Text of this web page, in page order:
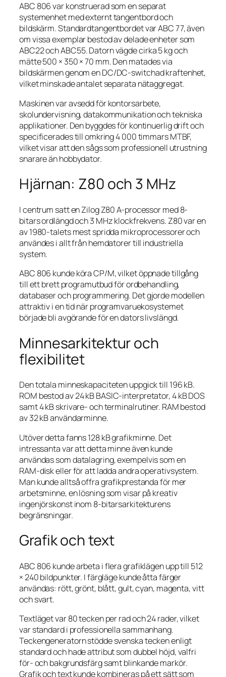
ABC 806 var konstruerad som en separat
systemenhet med externt tangentbord och
bildskärm. Standardtangentbordet var ABC 77, även
om vissa exemplar bestod av delade enheter som
ABC22 och ABC55. Datorn vägde cirka 5 kg och
mätte 500 × 350 × 70 mm. Den matades via
bildskärmen genom en DC/DC-switchad kraftenhet,
vilket minskade antalet separata nätaggregat.
Maskinen var avsedd för kontorsarbete,
skolundervisning, datakommunikation och tekniska
applikationer. Den byggdes för kontinuerlig drift och
specificerades till omkring 4 000 timmars MTBF,
vilket visar att den sågs som professionell utrustning
snarare än hobbydator.
Hjärnan: Z80 och 3 MHz
I centrum satt en Zilog Z80 A-processor med 8-
bitars ordlängd och 3 MHz klockfrekvens. Z80 var en
av 1980-talets mest spridda mikroprocessorer och
användes i allt från hemdatorer till industriella
system.
ABC 806 kunde köra CP/M, vilket öppnade tillgång
till ett brett programutbud för ordbehandling,
databaser och programmering. Det gjorde modellen
attraktiv i en tid när programvaruekosystemet
började bli avgörande för en dators livslängd.
Minnesarkitektur och
flexibilitet
Den totala minneskapaciteten uppgick till 196 kB.
ROM bestod av 24 kB BASIC-interpretator, 4 kB DOS
samt 4 kB skrivare- och terminalrutiner. RAM bestod
av 32 kB användarminne.
Utöver detta fanns 128 kB grafikminne. Det
intressanta var att detta minne även kunde
användas som datalagring, exempelvis som en
RAM-disk eller för att ladda andra operativsystem.
Man kunde alltså offra grafikprestanda för mer
arbetsminne, en lösning som visar på kreativ
ingenjörskonst inom 8-bitarsarkitekturens
begränsningar.
Grafik och text
ABC 806 kunde arbeta i flera grafiklägen upp till 512
× 240 bildpunkter. I färgläge kunde åtta färger
användas: rött, grönt, blått, gult, cyan, magenta, vitt
och svart.
Textläget var 80 tecken per rad och 24 rader, vilket
var standard i professionella sammanhang.
Teckengeneratorn stödde svenska tecken enligt
standard och hade attribut som dubbel höjd, valfri
för- och bakgrundsfärg samt blinkande markör.
Grafik och text kunde kombineras på ett sätt som